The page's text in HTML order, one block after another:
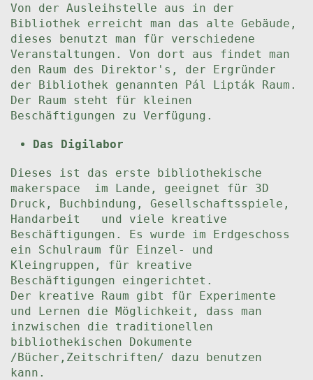
Von der Ausleihstelle aus in der
Bibliothek erreicht man das alte Gebäude,
dieses benutzt man für verschiedene
Veranstaltungen. Von dort aus findet man
den Raum des Direktor's, der Ergründer
der Bibliothek genannten Pál Lipták Raum.
Der Raum steht für kleinen
Beschäftigungen zu Verfügung.
Das Digilabor
Dieses ist das erste bibliothekische
makerspace im Lande, geeignet für 3D
Druck, Buchbindung, Gesellschaftsspiele,
Handarbeit und viele kreative
Beschäftigungen. Es wurde im Erdgeschoss
ein Schulraum für Einzel- und
Kleingruppen, für kreative
Beschäftigungen eingerichtet.
Der kreative Raum gibt für Experimente
und Lernen die Möglichkeit, dass man
inzwischen die traditionellen
bibliothekischen Dokumente
/Bücher,Zeitschriften/ dazu benutzen
kann.